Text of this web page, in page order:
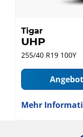
Tigar
UHP
255/40 R19 100Y
Mehr